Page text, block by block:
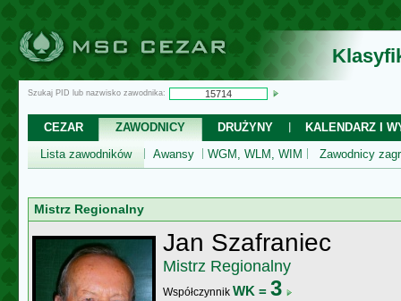
Szukaj PID lub nazwisko zawodnika:
CEZAR ZAWODNICY DRUŻYNY
KALENDARZ I
Lista zawodników
Awansy WGM, WLM, WIM Zawodnicy
Mistrz Regionalny
Jan Szafraniec
Mistrz Regionalny
Współczynnik WK = 3